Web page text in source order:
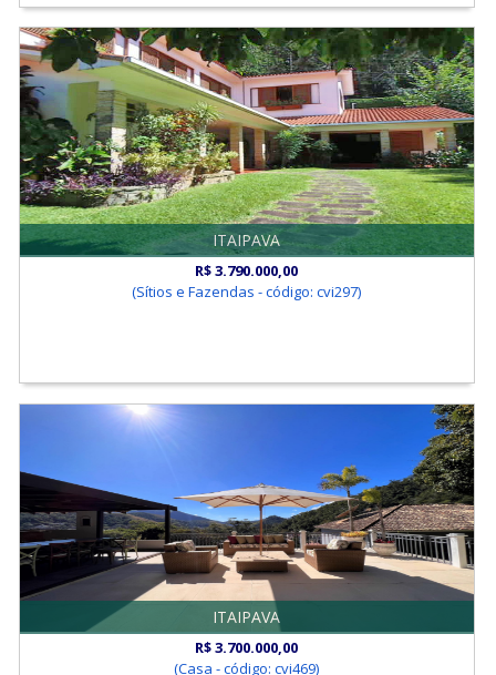
ITAIPAVA
R$ 3.790.000,00
(Sítios e Fazendas - código: cvi297)
ITAIPAVA
R$ 3.700.000,00
(Casa - código: cvi469)